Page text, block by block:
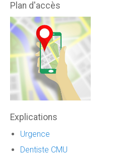
Plan d'accès
Explications
Urgence
Dentiste CMU